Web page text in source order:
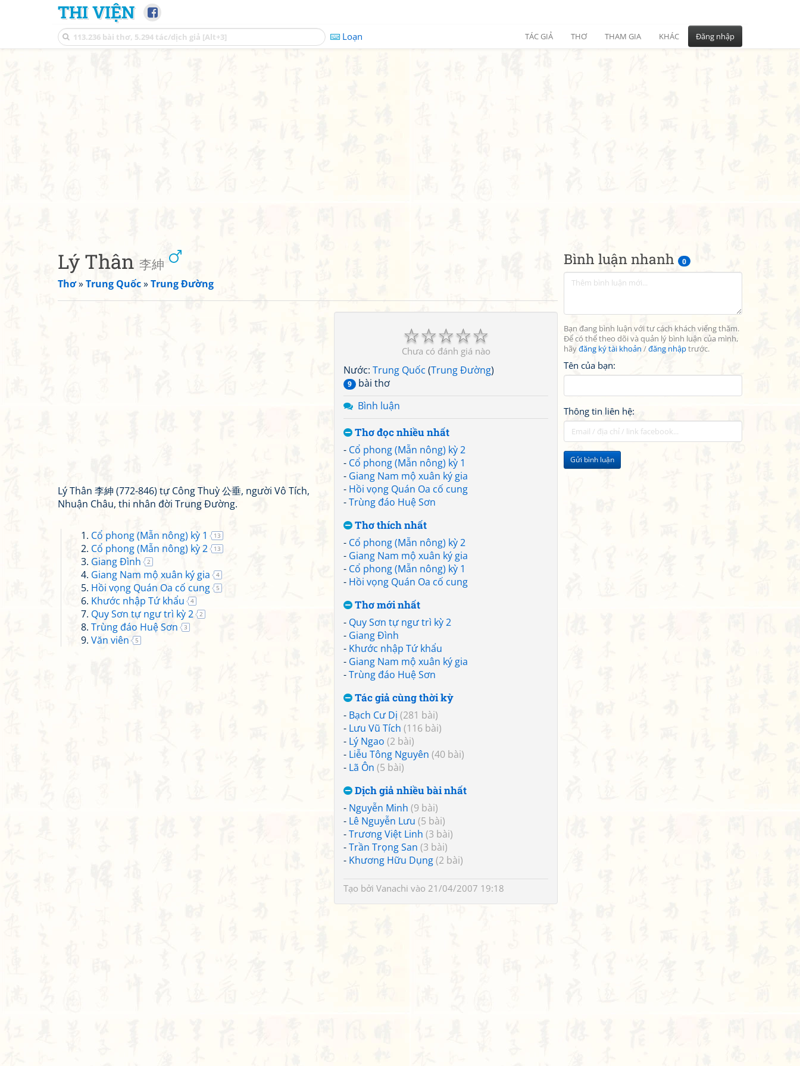
THI VIỆN
Loạn TÁC GIẢ THƠ THAM GIA KHÁC Đăng nhập
Bình luận nhanh 0
Bạn đang bình luận với tư cách khách viếng thăm.
Để có thể theo dõi và quản lý bình luận của mình,
hãyđăng ký tài khoản /đăng nhậptrước.
Tên của bạn:
Thông tin liên hệ:
Gửi bình luận
Lý Thân 李紳
Thơ»Trung Quốc»Trung Đường
☆
☆
☆
☆
☆
Chưa có đánh giá nào
Nước: Trung Quốc (Trung Đường)
9
bài thơ
Bình luận
Thơ đọc nhiều nhất
- Cổ phong (Mẫn nông) kỳ 2
- Cổ phong (Mẫn nông) kỳ 1
- Giang Nam mộ xuân ký gia
- Hồi vọng Quán Oa cố cung
-Trùng đáo Huệ Sơn
Thơ thích nhất
- Cổ phong (Mẫn nông) kỳ 2
- Giang Nam mộ xuân ký gia
- Cổ phong (Mẫn nông) kỳ 1
- Hồi vọng Quán Oa cố cung
Thơ mới nhất
- Quy Sơn tự ngư trì kỳ 2
- Giang Đình
- Khước nhập Tứ khẩu
- Giang Nam mộ xuân ký gia
-Trùng đáo Huệ Sơn
Tác giả cùng thời kỳ
- Bạch Cư Dị (281 bài)
- Lưu Vũ Tích (116 bài)
- Lý Ngao (2 bài)
- Liễu Tông Nguyên (40 bài)
- Lã Ôn (5 bài)
Dịch giả nhiều bài nhất
- Nguyễn Minh (9 bài)
- Lê Nguyễn Lưu (5 bài)
-Trương Việt Linh (3 bài)
-Trần Trọng San (3 bài)
- Khương Hữu Dụng(2 bài)
Tạo bởi Vanachi vào 21/04/2007 19:18
Lý Thân 李紳 (772-846) tự Công Thuỳ 公垂, người Vô Tích,
Nhuận Châu, thi nhân đời Trung Đường.
Cổ phong (Mẫn nông) kỳ 1 13
Cổ phong (Mẫn nông) kỳ 2 13
Giang Đình 2
Giang Nam mộ xuân ký gia 4
Hồi vọng Quán Oa cố cung 5
Khước nhập Tứ khẩu 4
Quy Sơn tự ngư trì kỳ 2 2
Trùng đáo Huệ Sơn 3
Văn viên 5